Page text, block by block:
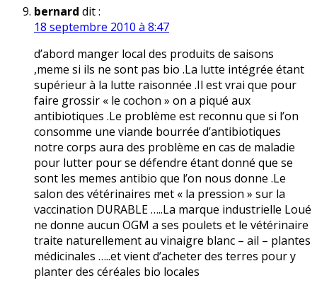
bernard dit :
18 septembre 2010 à 8:47
d’abord manger local des produits de saisons
,meme si ils ne sont pas bio .La lutte intégrée étant
supérieur à la lutte raisonnée .Il est vrai que pour
faire grossir « le cochon » on a piqué aux
antibiotiques .Le problème est reconnu que si l’on
consomme une viande bourrée d’antibiotiques
notre corps aura des problème en cas de maladie
pour lutter pour se défendre étant donné que se
sont les memes antibio que l’on nous donne .Le
salon des vétérinaires met « la pression » sur la
vaccination DURABLE …..La marque industrielle Loué
ne donne aucun OGM a ses poulets et le vétérinaire
traite naturellement au vinaigre blanc – ail – plantes
médicinales …..et vient d’acheter des terres pour y
planter des céréales bio locales